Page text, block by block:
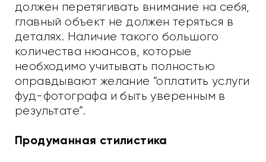
должен перетягивать внимание на себя,
главный объект не должен теряться в
деталях. Наличие такого большого
количества нюансов, которые
необходимо учитывать полностью
оправдывают желание “оплатить услуги
фуд-фотографа и быть уверенным в
результате”.
Продуманная стилистика